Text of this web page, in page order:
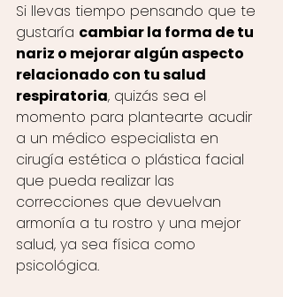
Si llevas tiempo pensando que te
gustaría cambiar la forma de tu
nariz o mejorar algún aspecto
relacionado con tu salud
respiratoria, quizás sea el
momento para plantearte acudir
a un médico especialista en
cirugía estética o plástica facial
que pueda realizar las
correcciones que devuelvan
armonía a tu rostro y una mejor
salud, ya sea física como
psicológica.